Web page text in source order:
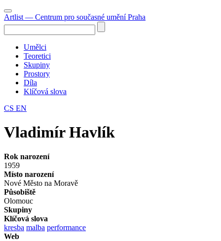
Artlist — Centrum pro současné umění Praha
Umělci
Teoretici
Skupiny
Prostory
Díla
Klíčová slova
CS EN
Vladimír Havlík
Rok narození
1959
Místo narození
Nové Město na Moravě
Působiště
Olomouc
Skupiny
Klíčová slova
kresba malba performance
Web